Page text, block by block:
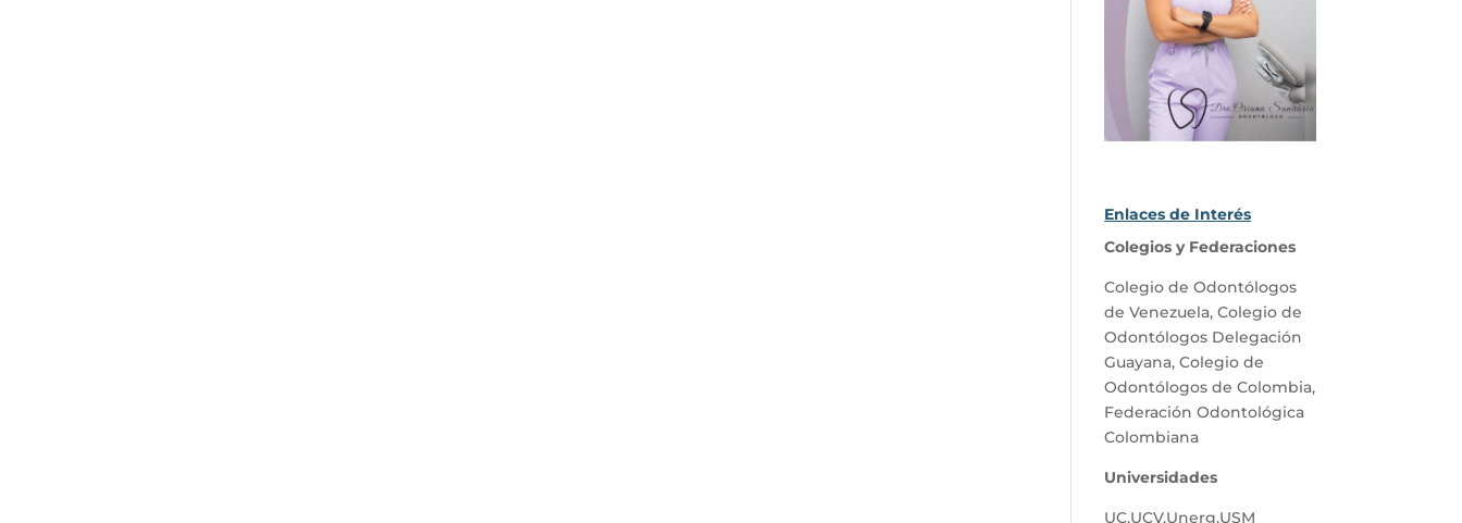
Enlaces de Interés
Colegios y Federaciones
Colegio de Odontólogos
de Venezuela,Colegio de
Odontólogos Delegación
Guayana,Colegio de
Odontólogos de Colombia,
Federación Odontológica
Colombiana
Universidades
UC,UCV,Unerg,USM